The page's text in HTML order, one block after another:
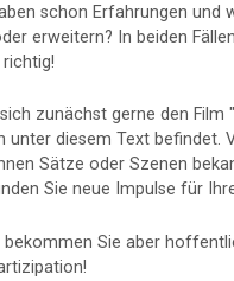
schon Erfahrungen und
erweitern? In beiden
zunächst gerne den Film
unter diesem Text befindet.
Sätze oder Szenen
Sie neue Impulse für
bekommen Sie aber